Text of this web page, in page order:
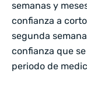
semanas y
confianza a
segunda
confianza que
periodo de